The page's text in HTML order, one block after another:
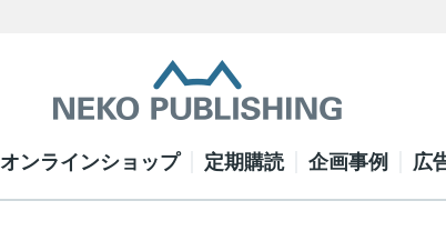
オンラインショップ 定期購読 企画事例 広